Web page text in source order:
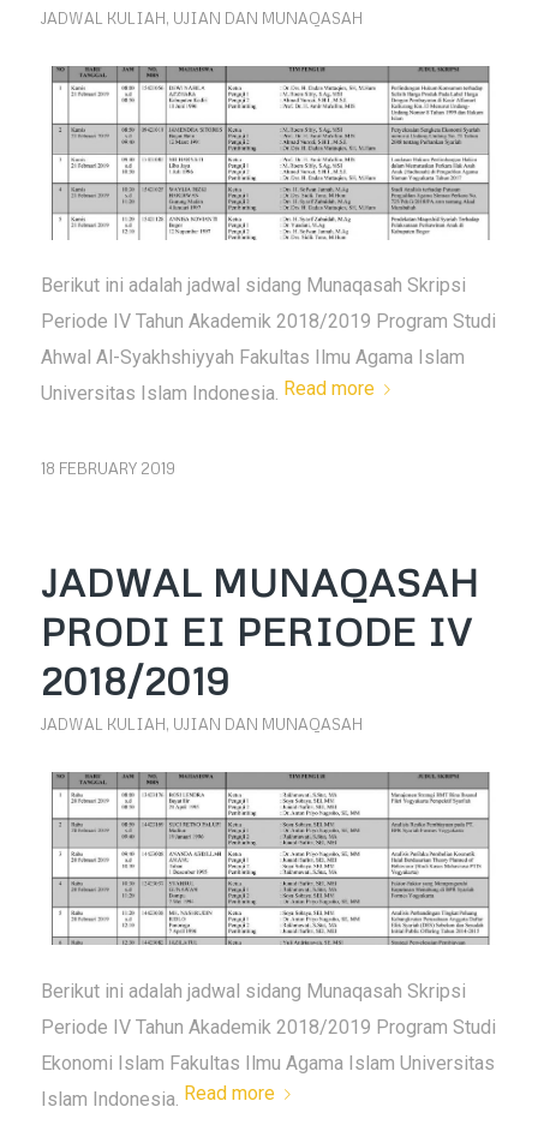
JADWAL KULIAH, UJIAN DAN MUNAQASAH
Berikut ini adalah jadwal sidang Munaqasah Skripsi
Periode IV Tahun Akademik 2018/2019 Program Studi
Ahwal Al-Syakhshiyyah Fakultas Ilmu Agama Islam
Universitas Islam Indonesia. Read more
18 FEBRUARY 2019
JADWAL MUNAQASAH
PRODI EI PERIODE IV
2018/2019
JADWAL KULIAH, UJIAN DAN MUNAQASAH
Berikut ini adalah jadwal sidang Munaqasah Skripsi
Periode IV Tahun Akademik 2018/2019 Program Studi
Ekonomi Islam Fakultas Ilmu Agama Islam Universitas
Islam Indonesia. Read more